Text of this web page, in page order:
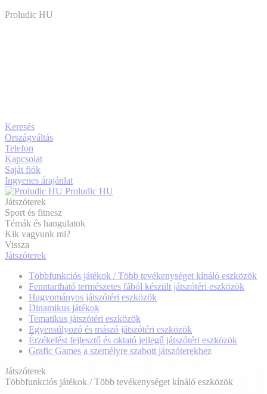
Proludic HU
Keresés
Országváltás
Telefon
Kapcsolat
Saját fiók
Ingyenes árajánlat
Proludic HU
Játszóterek
Sport és fitnesz
Témák és hangulatok
Kik vagyunk mi?
Vissza
Játszóterek
Többfunkciós játékok / Több tevékenységet kínáló eszközök
Fenntartható természetes fából készült játszótéri eszközök
Hagyományos játszótéri eszközök
Dinamikus játékok
Tematikus játszótéri eszközök
Egyensúlyozó és mászó játszótéri eszközök
Érzékelést fejlesztő és oktató jellegű játszótéri eszközök
Grafic Games a személyre szabott játszóterekhez
Játszóterek
Többfunkciós játékok / Több tevékenységet kínáló eszközök